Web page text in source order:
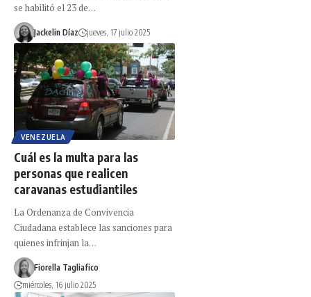
se habilitó el 23 de…
Jackelin Díaz jueves, 17 julio 2025
VENEZUELA
Cuál es la multa para las
personas que realicen
caravanas estudiantiles
La Ordenanza de Convivencia
Ciudadana establece las sanciones para
quienes infrinjan la…
Fiorella Tagliafico
miércoles, 16 julio 2025